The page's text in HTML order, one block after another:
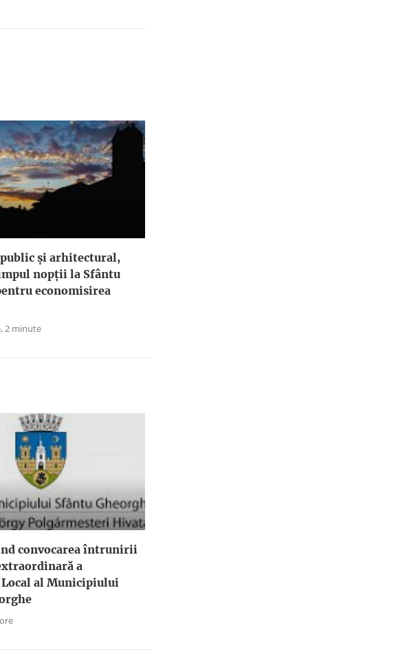
şi arhitectural,
nopţii la Sfântu
economisirea
2 minute
convocarea întrunirii
a
al Municipiului